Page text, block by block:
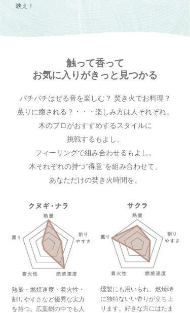
映え！
触って香って
お気に入りがきっと見つかる
パチパチはぜる音を楽しむ？ 焚き火でお料理？
薫りに癒される？・・・楽しみ方は人それぞれ。
木のプロがおすすめするスタイルに
挑戦するもよし、
フィーリングで組み合わせるもよし。
木それぞれの持つ“得意”を組み合わせて、
あなただけの焚き火時間を。
熱量・燃焼速度・着火性・
割りやすさなど優秀な実力
を持つ。
広葉樹の中でも人
燻製にも用いられ、燃焼時
に独特ないい香りが立ち上
ります。 好きな方にはたま